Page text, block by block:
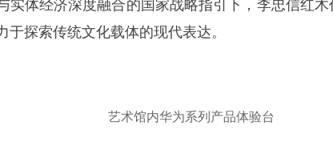
实体经济深度融合的国家战略指引下，李忠信红
于探索传统文化载体的现代表达。
艺术馆内华为系列产品体验台